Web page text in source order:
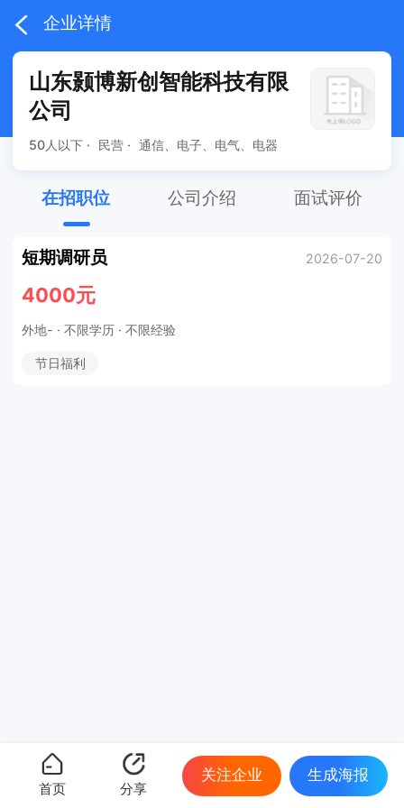
企业详情
山东颢博新创智能科技有限
公司
50人以下 · 民营 · 通信、电子、电气、电器
在招职位 公司介绍 面试评价
短期调研员 2026-07-20
4000元
外地- · 不限学历 · 不限经验
节日福利
首页 分享
关注企业 生成海报